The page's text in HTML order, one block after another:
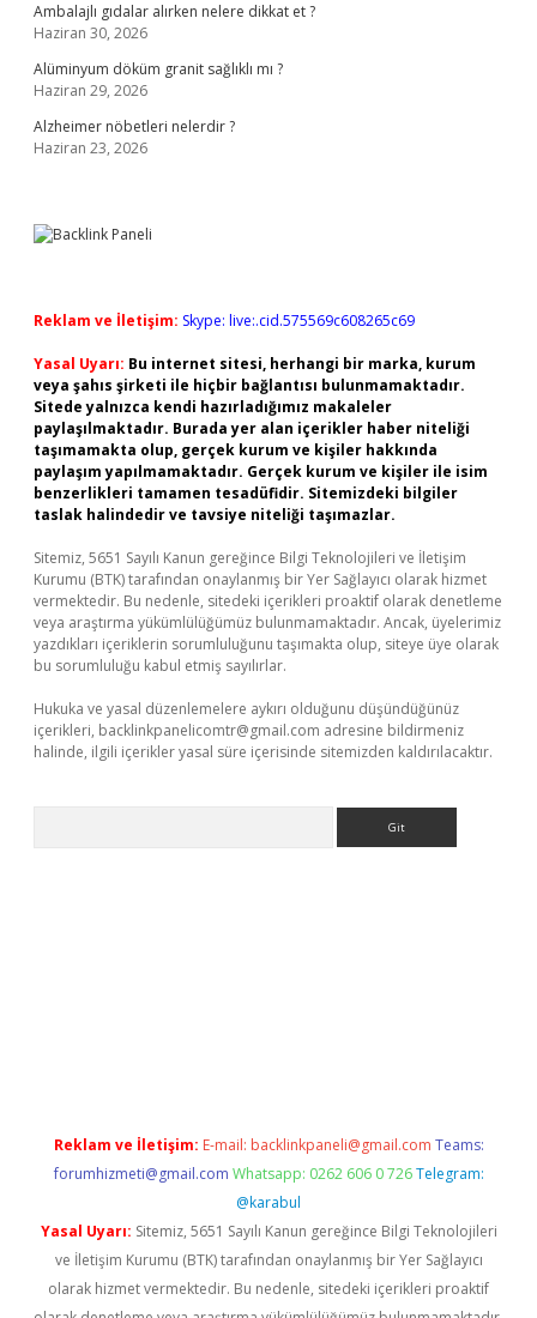
Ambalajlı gıdalar alırken nelere dikkat et ?
Haziran 30, 2026
Alüminyum döküm granit sağlıklı mı ?
Haziran 29, 2026
Alzheimer nöbetleri nelerdir ?
Haziran 23, 2026
Reklam ve İletişim: Skype: live:.cid.575569c608265c69
Yasal Uyarı: Bu internet sitesi, herhangi bir marka, kurum
veya şahıs şirketi ile hiçbir bağlantısı bulunmamaktadır.
Sitede yalnızca kendi hazırladığımız makaleler
paylaşılmaktadır. Burada yer alan içerikler haber niteliği
taşımamakta olup, gerçek kurum ve kişiler hakkında
paylaşım yapılmamaktadır. Gerçek kurum ve kişiler ile isim
benzerlikleri tamamen tesadüfidir. Sitemizdeki bilgiler
taslak halindedir ve tavsiye niteliği taşımazlar.
Sitemiz, 5651 Sayılı Kanun gereğince Bilgi Teknolojileri ve İletişim
Kurumu (BTK) tarafından onaylanmış bir Yer Sağlayıcı olarak hizmet
vermektedir. Bu nedenle, sitedeki içerikleri proaktif olarak denetleme
veya araştırma yükümlülüğümüz bulunmamaktadır. Ancak, üyelerimiz
yazdıkları içeriklerin sorumluluğunu taşımakta olup, siteye üye olarak
bu sorumluluğu kabul etmiş sayılırlar.
Hukuka ve yasal düzenlemelere aykırı olduğunu düşündüğünüz
içerikleri, backlinkpanelicomtr@gmail.com adresine bildirmeniz
halinde, ilgili içerikler yasal süre içerisinde sitemizden kaldırılacaktır.
Reklam ve İletişim: E-mail: backlinkpaneli@gmail.com Teams:
forumhizmeti@gmail.com Whatsapp: 0262 606 0 726 Telegram:
@karabul
Yasal Uyarı: Sitemiz, 5651 Sayılı Kanun gereğince Bilgi Teknolojileri
ve İletişim Kurumu (BTK) tarafından onaylanmış bir Yer Sağlayıcı
olarak hizmet vermektedir. Bu nedenle, sitedeki içerikleri proaktif